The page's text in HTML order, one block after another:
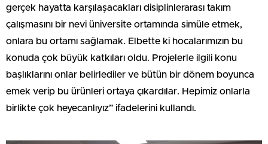
gerçek hayatta karşılaşacakları disiplinlerarası takım
çalışmasını bir nevi üniversite ortamında simüle etmek,
onlara bu ortamı sağlamak. Elbette ki hocalarımızın bu
konuda çok büyük katkıları oldu. Projelerle ilgili konu
başlıklarını onlar belirlediler ve bütün bir dönem boyunca
emek verip bu ürünleri ortaya çıkardılar. Hepimiz onlarla
birlikte çok heyecanlıyız” ifadelerini kullandı.